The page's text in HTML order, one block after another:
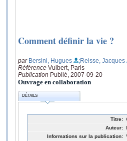
Comment définir la vie ?
par Bersini, Hugues
;Reisse, Jacques
Référence Vuibert, Paris
Publication Publié, 2007-09-20
Ouvrage en collaboration
DÉTAILS
Titre:
Auteur:
Informations sur la publication: